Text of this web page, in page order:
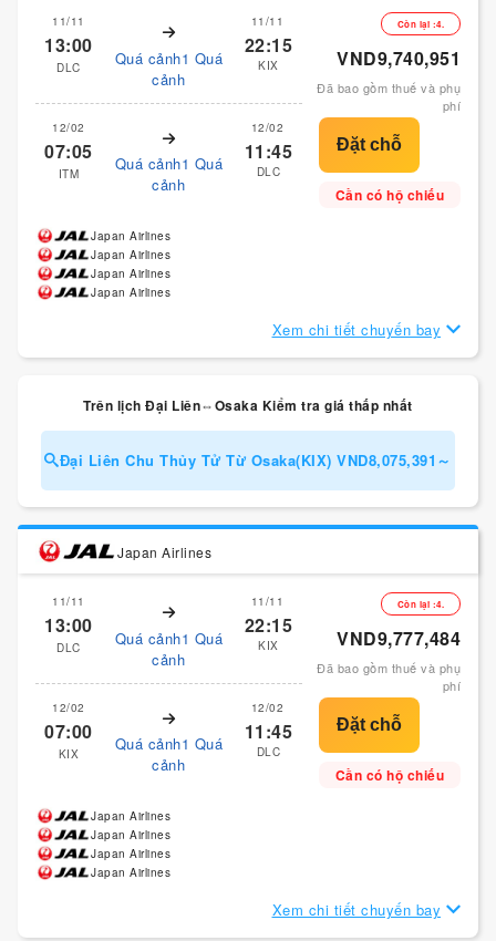
11/11
13:00
DLC
Quá cảnh1 Quá
cảnh
11/11
22:15
KIX
12/02
07:05
ITM
Quá cảnh1 Quá
cảnh
12/02
11:45
DLC
Còn lại :4.
VND9,740,951
Đã bao gồm thuế và phụ
phí
Cần có hộ chiếu
Japan Airlines
Japan Airlines
Japan Airlines
Japan Airlines
Xem chi tiết chuyến bay
Trên lịch Đại Liên⇔Osaka Kiểm tra giá thấp nhất
Đại Liên Chu Thủy Tử Từ Osaka(KIX) VND8,075,391～
Japan Airlines
11/11
13:00
DLC
Quá cảnh1 Quá
cảnh
11/11
22:15
KIX
12/02
07:00
KIX
Quá cảnh1 Quá
cảnh
12/02
11:45
DLC
Còn lại :4.
VND9,777,484
Đã bao gồm thuế và phụ
phí
Cần có hộ chiếu
Japan Airlines
Japan Airlines
Japan Airlines
Japan Airlines
Xem chi tiết chuyến bay